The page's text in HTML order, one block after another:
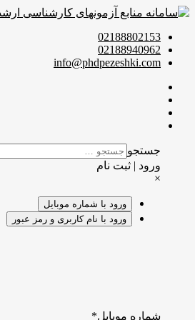
02188802153
02188940962
info@phdpezeshki.com
جستجو
ورود | ثبت نام
×
ورود با شماره موبایل
ورود با نام کاربری و رمز عبور
شماره موبایل*